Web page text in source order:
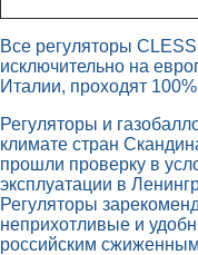
Все регуляторы
исключительно на
Италии, проходят
Регуляторы и
климате стран
прошли проверку в
эксплуатации в
Регуляторы
неприхотливые и
российским